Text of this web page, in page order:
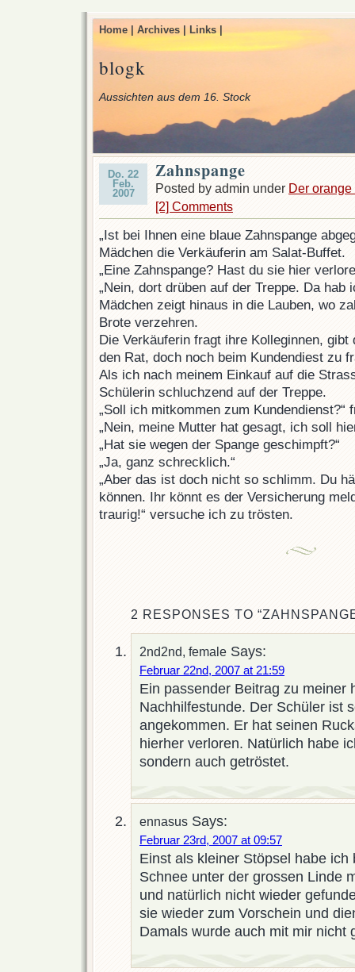
Home | Archives | Links |
blogk
Aussichten aus dem 16. Stock
Do. 22
Feb.
2007
Zahnspange
Posted by admin under Der
[2] Comments
„Ist bei Ihnen eine blaue Zahnspange
Mädchen die Verkäuferin am Salat-Buffet.
„Eine Zahnspange? Hast du sie hier
„Nein, dort drüben auf der Treppe. Da hab
Mädchen zeigt hinaus in die Lauben, wo
Brote verzehren.
Die Verkäuferin fragt ihre Kolleginnen,
den Rat, doch noch beim Kundendiest zu
Als ich nach meinem Einkauf auf die
Schülerin schluchzend auf der Treppe.
„Soll ich mitkommen zum Kundendienst?“
„Nein, meine Mutter hat gesagt, ich soll
„Hat sie wegen der Spange geschimpft?“
„Ja, ganz schrecklich.“
„Aber das ist doch nicht so schlimm. Du
können. Ihr könnt es der Versicherung
traurig!“ versuche ich zu trösten.
2 RESPONSES TO
2nd2nd, female Says:
Februar 22nd, 2007 at 21:59
Ein passender Beitrag zu meiner
Nachhilfestunde. Der Schüler ist
angekommen. Er hat seinen
hierher verloren. Natürlich habe
sondern auch getröstet.
ennasus Says:
Februar 23rd, 2007 at 09:57
Einst als kleiner Stöpsel habe ich
Schnee unter der grossen Linde
und natürlich nicht wieder
sie wieder zum Vorschein und
Damals wurde auch mit mir nicht